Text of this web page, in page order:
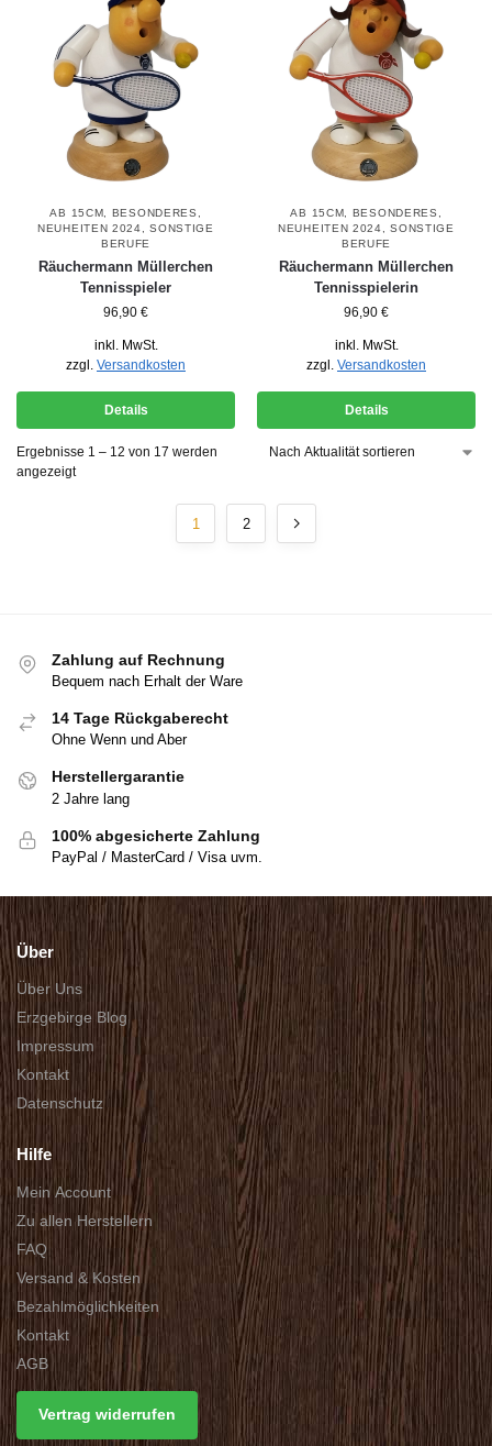
AB 15CM BESONDERES
NEUHEITEN 2024 ,SONSTIGE
BERUFE
Räuchermann Müllerchen
Tennisspieler
96,90 €
inkl. MwSt.
zzgl. Versandkosten
Details
AB 15CM BESONDERES
NEUHEITEN 2024 ,SONSTIGE
BERUFE
Räuchermann Müllerchen
Tennisspielerin
96,90 €
inkl. MwSt.
zzgl. Versandkosten
Details
Ergebnisse 1 – 12 von 17 werden
angezeigt
1 2
Zahlung auf Rechnung
Bequem nach Erhalt der Ware
14 Tage Rückgaberecht
Ohne Wenn und Aber
Herstellergarantie
2 Jahre lang
100% abgesicherte Zahlung
PayPal / MasterCard / Visa uvm.
Über
Über Uns
Erzgebirge Blog
Impressum
Kontakt
Datenschutz
Hilfe
Mein Account
Zu allen Herstellern
FAQ
Versand & Kosten
Bezahlmöglichkeiten
Kontakt
AGB
Vertrag widerrufen